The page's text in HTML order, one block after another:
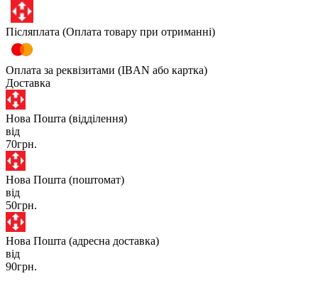
Післяплата (Оплата товару при отриманні)
Оплата за реквізитами (IBAN або картка)
Доставка
Нова Пошта (відділення)
від
70грн.
Нова Пошта (поштомат)
від
50грн.
Нова Пошта (адресна доставка)
від
90грн.